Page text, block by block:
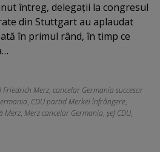
întreg, delegații la congresul
din Stuttgart au aplaudat
în primul rând, în timp ce
Friedrich Merz, cancelar Germania succesor
, CDU partid Merkel înfrângere,
Merz, Merz cancelar Germania, șef CDU,